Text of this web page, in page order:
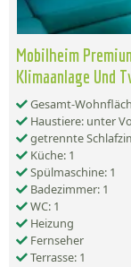
Mobilheim
Klimaanlage Und
Gesamt-
Haustiere: unter
getrennte
Küche: 1
Spülmaschine: 1
Badezimmer: 1
WC: 1
Heizung
Fernseher
Terrasse: 1